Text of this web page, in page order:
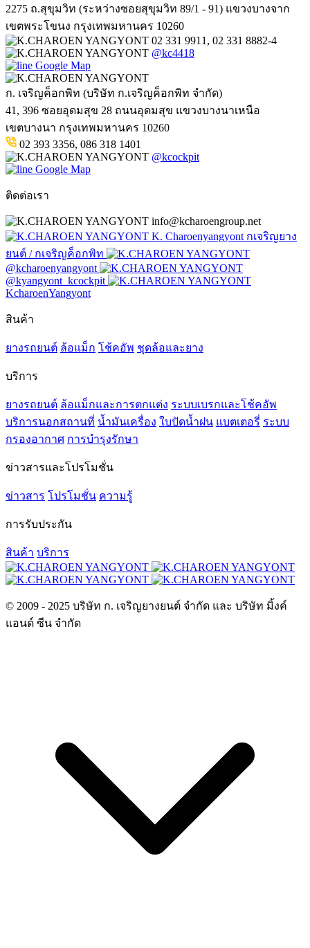
2275 ถ.สุขุมวิท (ระหว่างซอยสุขุมวิท 89/1 - 91) แขวงบางจาก
เขตพระโขนง กรุงเทพมหานคร 10260
02 331 9911, 02 331 8882-4
@kc4418
Google Map
ก. เจริญค็อกพิท (บริษัท ก.เจริญค็อกพิท จำกัด)
41, 396 ซอยอุดมสุข 28 ถนนอุดมสุข แขวงบางนาเหนือ
เขตบางนา กรุงเทพมหานคร 10260
02 393 3356, 086 318 1401
@kcockpit
Google Map
ติดต่อเรา
info@kcharoengroup.net
K. Charoenyangyont กเจริญยาง
ยนต์ / กเจริญค็อกพิท
@kcharoenyangyont
@kyangyont_kcockpit
KcharoenYangyont
สินค้า
ยางรถยนต์ ล้อแม็ก โช้คอัพ ชุดล้อและยาง
บริการ
ยางรถยนต์ ล้อแม็กและการตกแต่ง ระบบเบรกและโช้คอัพ
บริการนอกสถานที่ น้ำมันเครื่อง ใบปัดน้ำฝน แบตเตอรี่ ระบบ
กรองอากาศ การบำรุงรักษา
ข่าวสารและโปรโมชั่น
ข่าวสาร โปรโมชั่น ความรู้
การรับประกัน
สินค้า บริการ
© 2009 - 2025 บริษัท ก. เจริญยางยนต์ จำกัด และ บริษัท มิ้งค์
แอนด์ ซีน จำกัด